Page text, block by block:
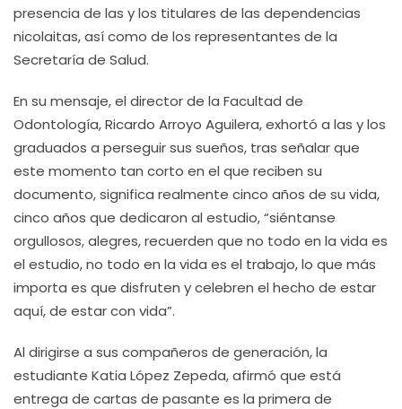
presencia de las y los titulares de las dependencias
nicolaitas, así como de los representantes de la
Secretaría de Salud.
En su mensaje, el director de la Facultad de
Odontología, Ricardo Arroyo Aguilera, exhortó a las y los
graduados a perseguir sus sueños, tras señalar que
este momento tan corto en el que reciben su
documento, significa realmente cinco años de su vida,
cinco años que dedicaron al estudio, “siéntanse
orgullosos, alegres, recuerden que no todo en la vida es
el estudio, no todo en la vida es el trabajo, lo que más
importa es que disfruten y celebren el hecho de estar
aquí, de estar con vida”.
Al dirigirse a sus compañeros de generación, la
estudiante Katia López Zepeda, afirmó que está
entrega de cartas de pasante es la primera de